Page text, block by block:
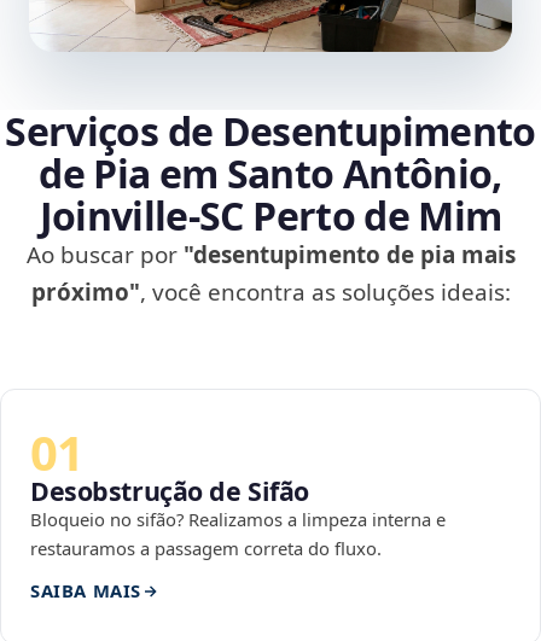
Serviços de Desentupimento
de Pia em Santo Antônio,
Joinville‑SC Perto de Mim
Ao buscar por "desentupimento de pia mais
próximo", você encontra as soluções ideais:
01
Desobstrução de Sifão
Bloqueio no sifão? Realizamos a limpeza interna e
restauramos a passagem correta do fluxo.
SAIBA MAIS